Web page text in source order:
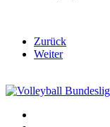
Zurück
Weiter